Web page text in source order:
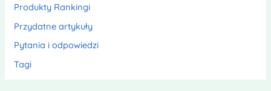
Produkty Rankingi
Przydatne artykuły
Pytania i odpowiedzi
Tagi